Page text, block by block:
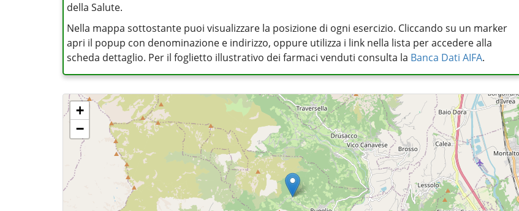
della Salute.
Nella mappa sottostante puoi visualizzare la posizione di ogni esercizio. Cliccando su un marker
apri il popup con denominazione e indirizzo, oppure utilizza i link nella lista per accedere alla
scheda dettaglio. Per il foglietto illustrativo dei farmaci venduti consulta la Banca Dati AIFA.
+
−